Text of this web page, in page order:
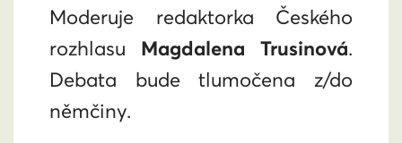
Moderuje redaktorka Českého
rozhlasu Magdalena Trusinová.
Debata bude tlumočena z/do
němčiny.